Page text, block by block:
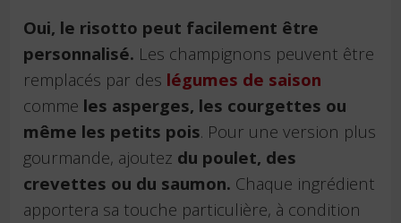
Oui, le risotto peut facilement être
personnalisé. Les champignons peuvent être
remplacés par des légumes de saison
comme les asperges, les courgettes ou
même les petits pois. Pour une version plus
gourmande, ajoutez du poulet, des
crevettes ou du saumon. Chaque ingrédient
apportera sa touche particulière, à condition